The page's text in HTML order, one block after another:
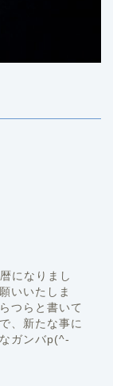
になりまし
いいたしま
つらと書いて
、新たな事に
ガンバp(^-